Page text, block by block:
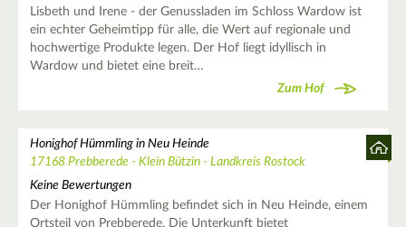
Lisbeth und Irene - der Genussladen im Schloss Wardow ist
ein echter Geheimtipp für alle, die Wert auf regionale und
hochwertige Produkte legen. Der Hof liegt idyllisch in
Wardow und bietet eine breit…
Zum Hof
Honighof Hümmling in Neu Heinde
17168 Prebberede - Klein Bützin - Landkreis Rostock
Keine Bewertungen
Der Honighof Hümmling befindet sich in Neu Heinde, einem
Ortsteil von Prebberede. Die Unterkunft bietet